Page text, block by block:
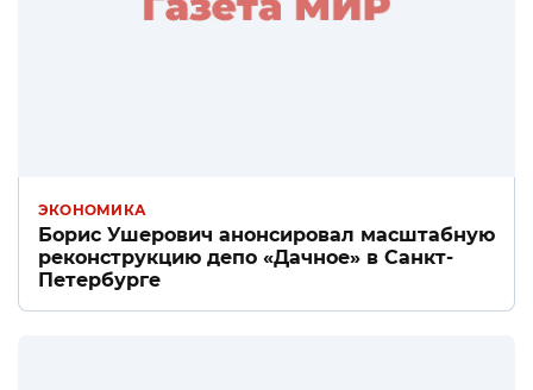
ЭКОНОМИКА
Борис Ушерович анонсировал масштабную
реконструкцию депо «Дачное» в Санкт-
Петербурге